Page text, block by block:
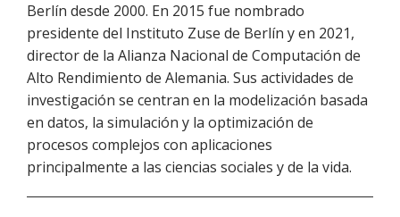
Berlín desde 2000. En 2015 fue nombrado
presidente del Instituto Zuse de Berlín y en 2021,
director de la Alianza Nacional de Computación de
Alto Rendimiento de Alemania. Sus actividades de
investigación se centran en la modelización basada
en datos, la simulación y la optimización de
procesos complejos con aplicaciones
principalmente a las ciencias sociales y de la vida.